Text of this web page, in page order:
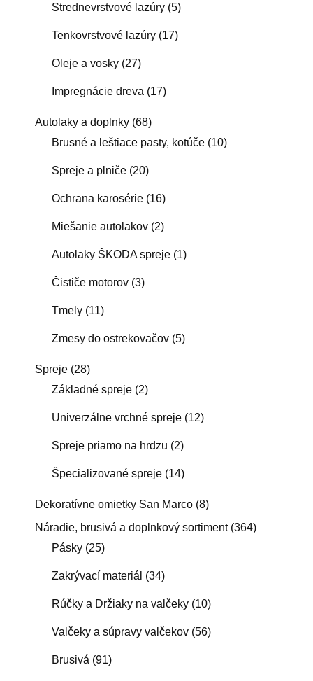
Strednevrstvové lazúry (5)
Tenkovrstvové lazúry (17)
Oleje a vosky (27)
Impregnácie dreva (17)
Autolaky a doplnky (68)
Brusné a leštiace pasty, kotúče (10)
Spreje a plniče (20)
Ochrana karosérie (16)
Miešanie autolakov (2)
Autolaky ŠKODA spreje (1)
Čističe motorov (3)
Tmely (11)
Zmesy do ostrekovačov (5)
Spreje (28)
Základné spreje (2)
Univerzálne vrchné spreje (12)
Spreje priamo na hrdzu (2)
Špecializované spreje (14)
Dekoratívne omietky San Marco (8)
Náradie, brusivá a doplnkový sortiment (364)
Pásky (25)
Zakrývací materiál (34)
Rúčky a Držiaky na valčeky (10)
Valčeky a súpravy valčekov (56)
Brusivá (91)